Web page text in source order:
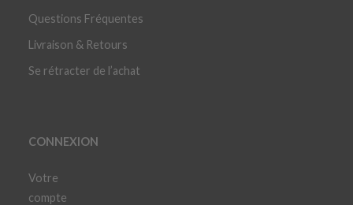
Questions Fréquentes
Livraison & Retours
Se rétracter de l’achat
CONNEXION
Votre
compte